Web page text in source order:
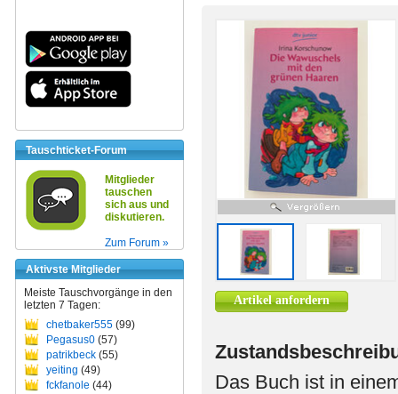
Tauschticket-Forum
Mitglieder
tauschen
sich aus und
diskutieren.
Zum Forum »
Aktivste Mitglieder
Meiste Tauschvorgänge in den
letzten 7 Tagen:
chetbaker555 (99)
Pegasus0 (57)
patrikbeck (55)
yeiting (49)
fckfanole (44)
Artikel anfordern
Das Buch ist in